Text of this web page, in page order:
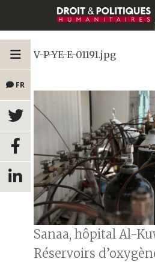
FR
V-P-YE-E-01191.jpg
Sanaa, hôpital Al-
Réservoirs